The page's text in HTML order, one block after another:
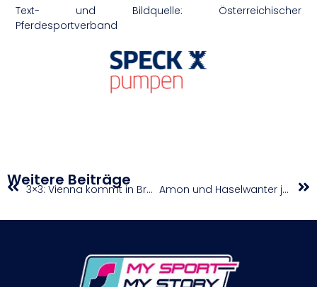
Text- und Bildquelle: Österreichischer
Pferdesportverband
Weitere Beiträge 3×3: Vienna kommt in Bratislava nicht über Viertelfinale hinaus Amon und Haselwanter jubeln in St. Pölten